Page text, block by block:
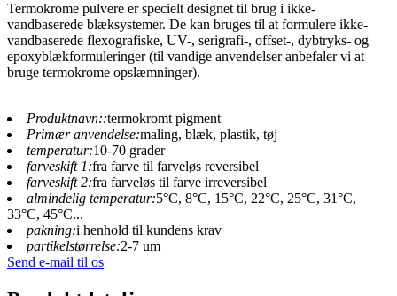
Termokrome pulvere er specielt designet til brug i ikke-
vandbaserede blæksystemer. De kan bruges til at formulere ikke-
vandbaserede flexografiske, UV-, serigrafi-, offset-, dybtryks- og
epoxyblækformuleringer (til vandige anvendelser anbefaler vi at
bruge termokrome opslæmninger).
Produktnavn::termokromt pigment
Primær anvendelse:maling, blæk, plastik, tøj
temperatur:10-70 grader
farveskift 1:fra farve til farveløs reversibel
farveskift 2:fra farveløs til farve irreversibel
almindelig temperatur:5°C, 8°C, 15°C, 22°C, 25°C, 31°C,
33°C, 45°C...
pakning:i henhold til kundens krav
partikelstørrelse:2-7 um
Send e-mail til os